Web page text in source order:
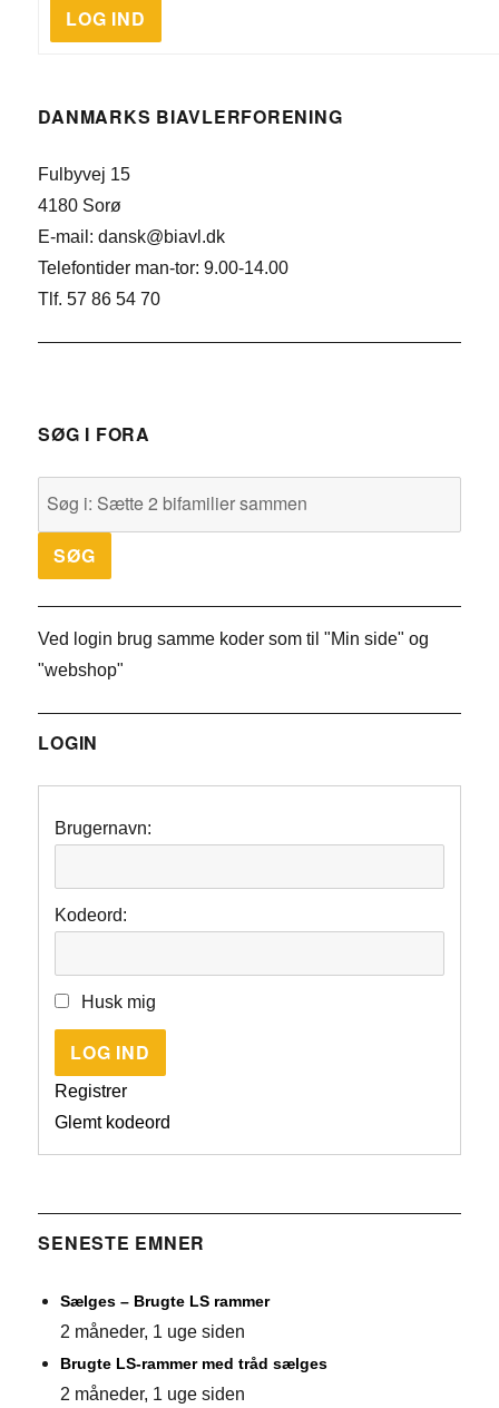
LOG IND
DANMARKS BIAVLERFORENING
Fulbyvej 15
4180 Sorø
E-mail: dansk@biavl.dk
Telefontider man-tor: 9.00-14.00
Tlf. 57 86 54 70
SØG I FORA
Ved login brug samme koder som til "Min side" og
"webshop"
LOGIN
Brugernavn:
Kodeord:
Husk mig
LOG IND
Registrer
Glemt kodeord
SENESTE EMNER
Sælges – Brugte LS rammer
2 måneder, 1 uge siden
Brugte LS-rammer med tråd sælges
2 måneder, 1 uge siden